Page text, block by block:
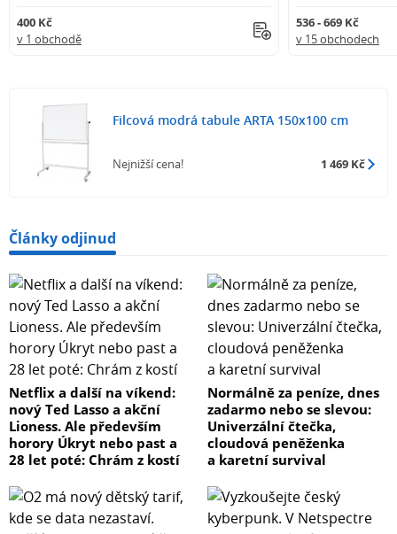
400 Kč
v 1 obchodě
536 - 669 Kč
v 15 obchodech
Filcová modrá tabule ARTA 150x100 cm
Nejnižší cena! 1 469 Kč
Články odjinud
Netflix a další na víkend:
nový Ted Lasso a akční
Lioness. Ale především
horory Úkryt nebo past a
28 let poté: Chrám z kostí
Normálně za peníze, dnes
zadarmo nebo se slevou:
Univerzální čtečka,
cloudová peněženka
a karetní survival